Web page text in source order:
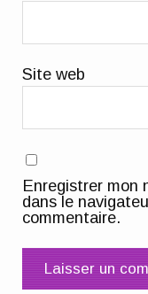
Site web
Enregistrer mon
dans le
commentaire.